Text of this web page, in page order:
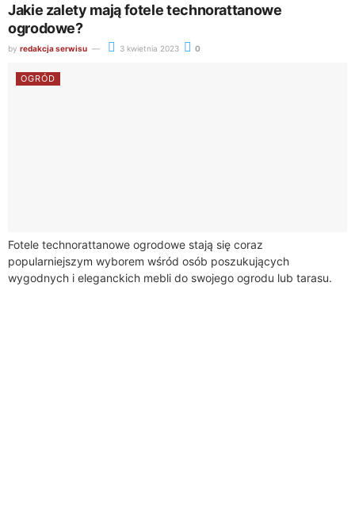
Jakie zalety mają fotele technorattanowe
ogrodowe?
by redakcja serwisu 3 kwietnia 2023 0
OGRÓD
Fotele technorattanowe ogrodowe stają się coraz
popularniejszym wyborem wśród osób poszukujących
wygodnych i eleganckich mebli do swojego ogrodu lub tarasu.